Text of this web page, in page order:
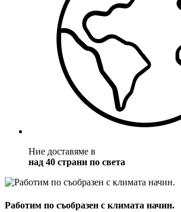
Ние доставяме в
над 40 страни по света
Работим по съобразен с климата начин.